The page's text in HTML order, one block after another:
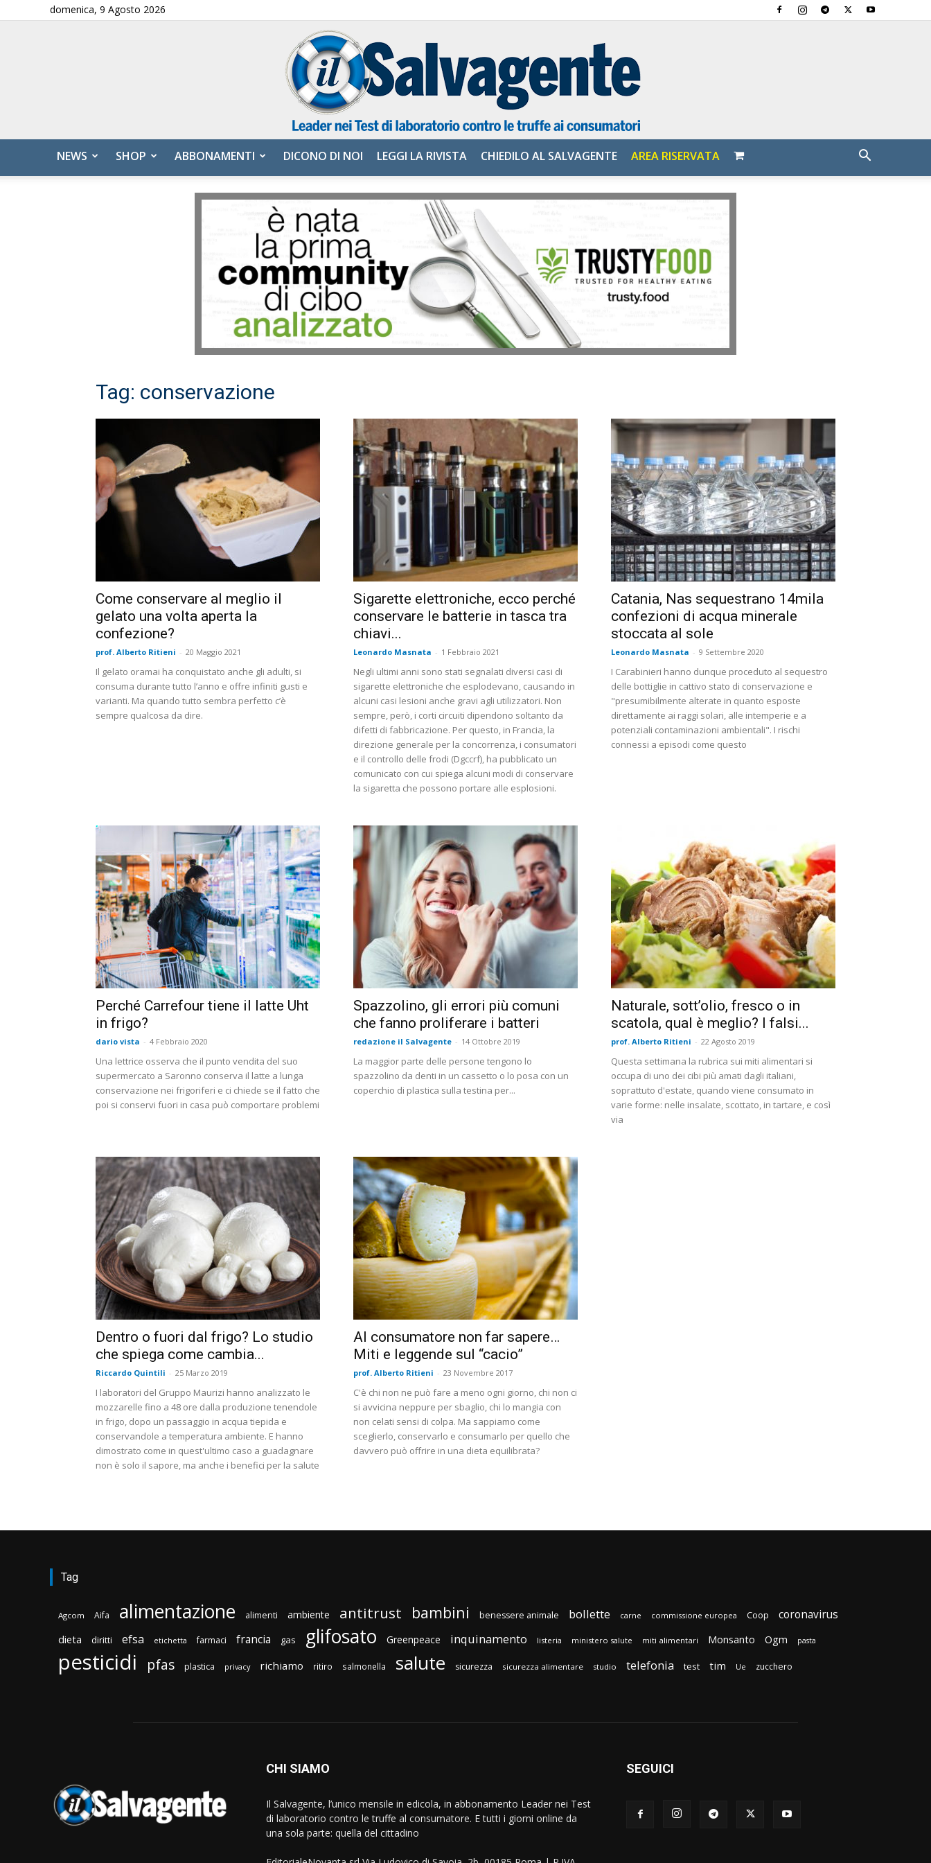
domenica, 9 Agosto 2026
Salvagente
NEWS SHOP ABBONAMENTI DICONO DI NOI LEGGI LA RIVISTA CHIEDILO AL SALVAGENTE AREA RISERVATA
Tag: conservazione
Come conservare al meglio il
gelato una volta aperta la
confezione?
prof. Alberto Ritieni - 20 Maggio 2021
Il gelato oramai ha conquistato anche gli adulti, si
consuma durante tutto l’anno e offre infiniti gusti e
varianti. Ma quando tutto sembra perfetto c’è
sempre qualcosa da dire.
Sigarette elettroniche, ecco perché
conservare le batterie in tasca tra
chiavi...
Leonardo Masnata - 1 Febbraio 2021
Negli ultimi anni sono stati segnalati diversi casi di
sigarette elettroniche che esplodevano, causando in
alcuni casi lesioni anche gravi agli utilizzatori. Non
sempre, però, i corti circuiti dipendono soltanto da
difetti di fabbricazione. Per questo, in Francia, la
direzione generale per la concorrenza, i consumatori
e il controllo delle frodi (Dgccrf), ha pubblicato un
comunicato con cui spiega alcuni modi di conservare
la sigaretta che possono portare alle esplosioni.
Catania, Nas sequestrano 14mila
confezioni di acqua minerale
stoccata al sole
Leonardo Masnata - 9 Settembre 2020
I Carabinieri hanno dunque proceduto al sequestro
delle bottiglie in cattivo stato di conservazione e
"presumibilmente alterate in quanto esposte
direttamente ai raggi solari, alle intemperie e a
potenziali contaminazioni ambientali". I rischi
connessi a episodi come questo
Perché Carrefour tiene il latte Uht
in frigo?
dario vista - 4 Febbraio 2020
Una lettrice osserva che il punto vendita del suo
supermercato a Saronno conserva il latte a lunga
conservazione nei frigoriferi e ci chiede se il fatto che
poi si conservi fuori in casa può comportare problemi
Spazzolino, gli errori più comuni
che fanno proliferare i batteri
redazione il Salvagente - 14 Ottobre 2019
La maggior parte delle persone tengono lo
spazzolino da denti in un cassetto o lo posa con un
coperchio di plastica sulla testina per...
Naturale, sott’olio, fresco o in
scatola, qual è meglio? I falsi...
prof. Alberto Ritieni - 22 Agosto 2019
Questa settimana la rubrica sui miti alimentari si
occupa di uno dei cibi più amati dagli italiani,
soprattuto d'estate, quando viene consumato in
varie forme: nelle insalate, scottato, in tartare, e così
via
Dentro o fuori dal frigo? Lo studio
che spiega come cambia...
Riccardo Quintili - 25 Marzo 2019
I laboratori del Gruppo Maurizi hanno analizzato le
mozzarelle fino a 48 ore dalla produzione tenendole
in frigo, dopo un passaggio in acqua tiepida e
conservandole a temperatura ambiente. E hanno
dimostrato come in quest'ultimo caso a guadagnare
non è solo il sapore, ma anche i benefici per la salute
Al consumatore non far sapere…
Miti e leggende sul “cacio”
prof. Alberto Ritieni - 23 Novembre 2017
C'è chi non ne può fare a meno ogni giorno, chi non ci
si avvicina neppure per sbaglio, chi lo mangia con
non celati sensi di colpa. Ma sappiamo come
sceglierlo, conservarlo e consumarlo per quello che
davvero può offrire in una dieta equilibrata?
Tag
Agcom Aifa alimentazione alimenti ambiente antitrust bambini benessere animale bollette carne commissione europea Coop coronavirus
dieta diritti efsa etichetta farmaci francia gas glifosato Greenpeace inquinamento listeria ministero salute miti alimentari Monsanto Ogm pasta
pesticidi pfas plastica privacy richiamo ritiro salmonella salute sicurezza sicurezza alimentare studio telefonia test tim Ue zucchero
CHI SIAMO
Il Salvagente, l’unico mensile in edicola, in abbonamento Leader nei Test
di laboratorio contro le truffe al consumatore. E tutti i giorni online da
una sola parte: quella del cittadino
SEGUICI